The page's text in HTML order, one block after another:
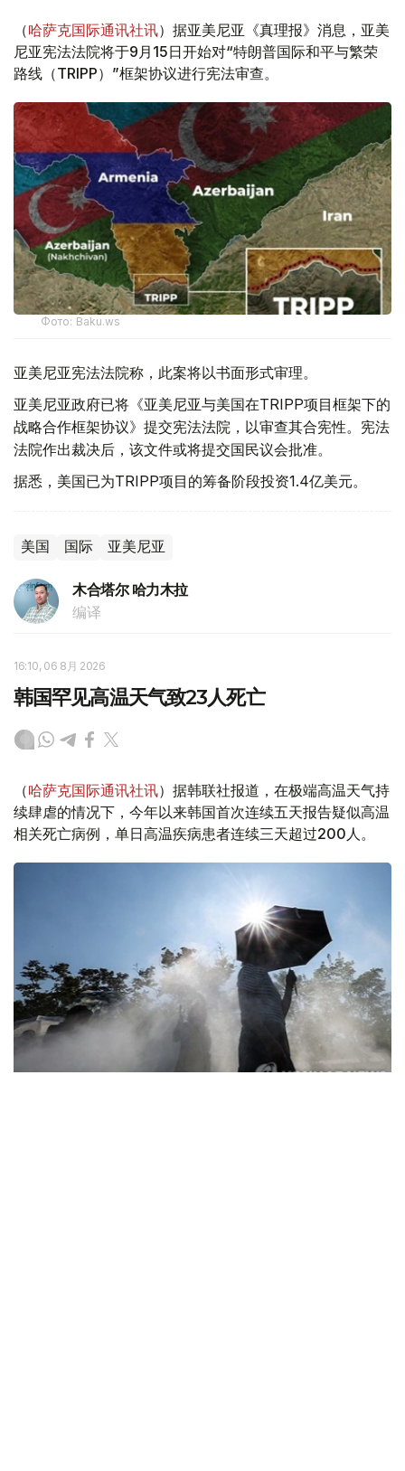
（哈萨克国际通讯社讯）据亚美尼亚《真理报》消息，亚美
尼亚宪法法院将于9月15日开始对“特朗普国际和平与繁荣
路线（TRIPP）”框架协议进行宪法审查。
Фото: Baku.ws
亚美尼亚宪法法院称，此案将以书面形式审理。
亚美尼亚政府已将《亚美尼亚与美国在TRIPP项目框架下的
战略合作框架协议》提交宪法法院，以审查其合宪性。宪法
法院作出裁决后，该文件或将提交国民议会批准。
据悉，美国已为TRIPP项目的筹备阶段投资1.4亿美元。
美国 国际 亚美尼亚
木合塔尔 哈力木拉
编译
16:10, 06 8月 2026
韩国罕见高温天气致23人死亡
（哈萨克国际通讯社讯）据韩联社报道，在极端高温天气持
续肆虐的情况下，今年以来韩国首次连续五天报告疑似高温
相关死亡病例，单日高温疾病患者连续三天超过200人。